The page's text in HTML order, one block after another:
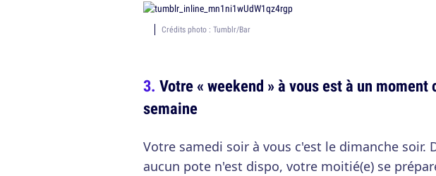
Crédits photo : Tumblr/Bar
Votre « weekend » à vous est à un
semaine
Votre samedi soir à vous c'est le dimanche soir.
aucun pote n'est dispo, votre moitié(e) se